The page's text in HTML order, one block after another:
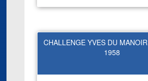
CHALLENGE YVES DU
1958